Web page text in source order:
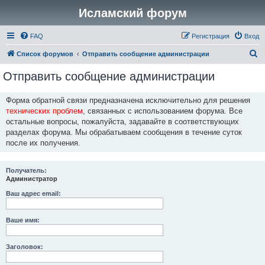
Исламский форум
FAQ Вход
Регистрация
Список форумов Отправить сообщение администрации
Отправить сообщение администрации
Форма обратной связи предназначена исключительно для решения
технических проблем, связанных с использованием форума. Все
остальные вопросы, пожалуйста, задавайте в соответствующих
разделах форума. Мы обрабатываем сообщения в течение суток
после их получения.
Получатель:
Администратор
Ваш адрес email:
Ваше имя:
Заголовок: